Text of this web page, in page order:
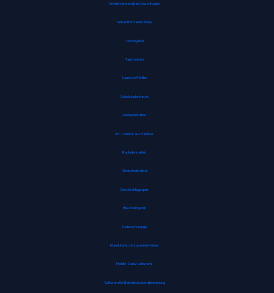
Wiederverwendbare Duschhaube
Noba Nitril Handschuhe
Stimmgabel
Tanzmatten
Sauerstoffbrillen
Schokoladenhasen
Abklopfbehälter
WC Garnitur aus Bambus
Rouladennadeln
Streichholzrätsel
Durchschlagpapier
Blockheftgerät
Badetuchstange
Marokkanische Lavaerde Pulver
Mobile-Stativ-Leinwand
Software für Betriebskostenabrechnung